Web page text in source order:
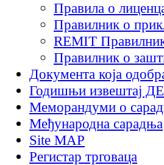
Правила о
Правилник о
REMIT
Правилник о
Документа која
Годишњи извештај
Меморандуми о
Међународна сарадња
Site MAP
Регистар трговаца